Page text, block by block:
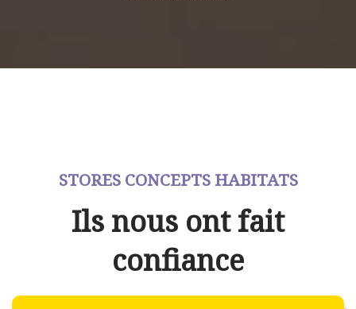
STORES CONCEPTS HABITATS
Ils nous ont fait
confiance